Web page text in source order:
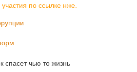
по ссылке нже.